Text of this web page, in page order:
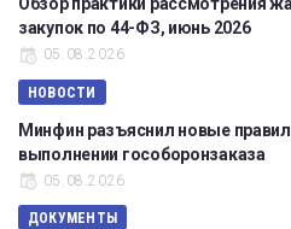
закупок по 44-ФЗ, июнь 2026
05.08.2026
НОВОСТИ
Минфин разъяснил новые
выполнении гособоронзаказа
05.08.2026
ДОКУМЕНТЫ